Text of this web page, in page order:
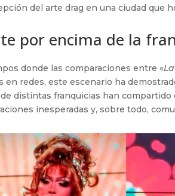
del arte drag en una ciudad que
por encima de la
donde las comparaciones entre «
en redes, este escenario ha
distintas franquicias han
inesperadas y, sobre todo,